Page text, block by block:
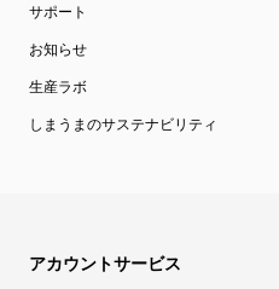
サポート
お知らせ
生産ラボ
しまうまのサステナビリティ
アカウントサービス